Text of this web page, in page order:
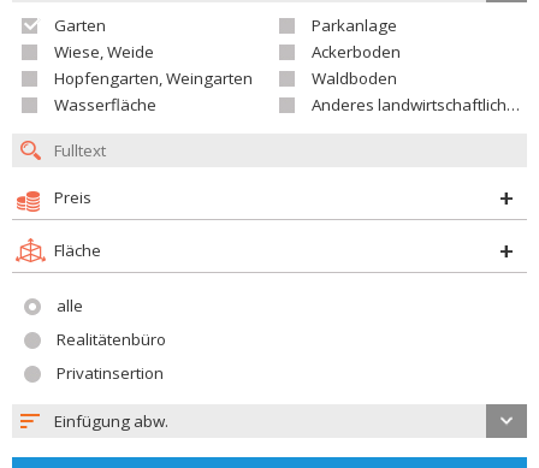
Garten
Parkanlage
Wiese, Weide
Ackerboden
Hopfengarten, Weingarten
Waldboden
Wasserfläche
Anderes landwirtschaftliches Grundstück
Preis
Fläche
alle
Realitätenbüro
Privatinsertion
Einfügung abw.